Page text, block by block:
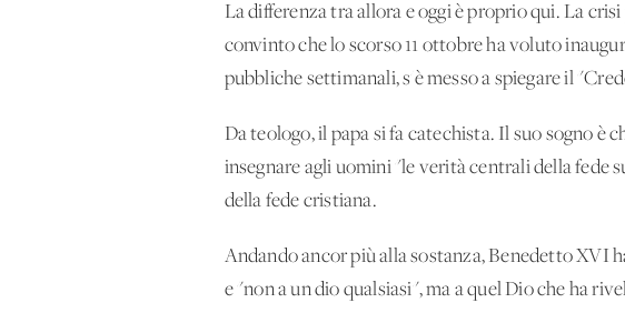
La differenza tra allora e oggi è proprio qui. La
convinto che lo scorso 11 ottobre ha voluto
pubbliche settimanali, s'è messo a spiegare il
Da teologo, il papa si fa catechista. Il suo sogno
insegnare agli uomini "le verità centrali della fede
della fede cristiana.
Andando ancor più alla sostanza, Benedetto XVI
e "non a un dio qualsiasi", ma a quel Dio che ha